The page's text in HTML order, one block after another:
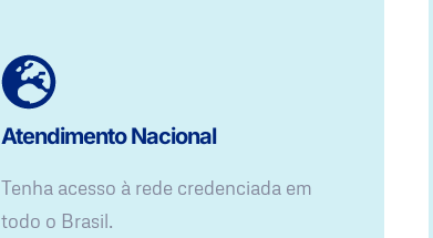
Atendimento Nacional
Tenha acesso à rede credenciada em
todo o Brasil.